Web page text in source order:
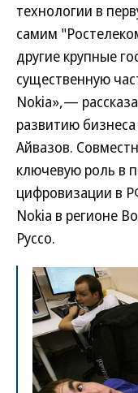
технологии в
самим
другие крупные
существенную
Nokia»,—
развитию
Айвазов.
ключевую роль в
цифровизации в
Nokia в регионе
Руссо.